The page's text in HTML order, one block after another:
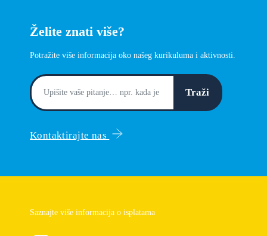
Želite znati više?
Potražite više informacija oko našeg kurikuluma i aktivnosti.
Traži
Kontaktirajte nas
Saznajte više informacija o isplatama